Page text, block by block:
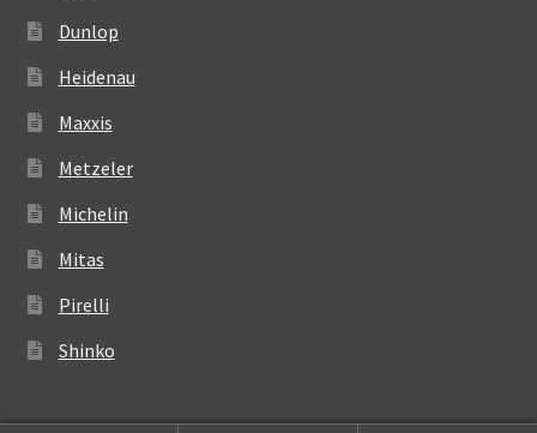
Dunlop
Heidenau
Maxxis
Metzeler
Michelin
Mitas
Pirelli
Shinko